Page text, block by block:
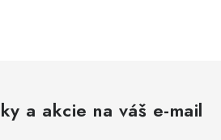
a akcie na váš e-mail